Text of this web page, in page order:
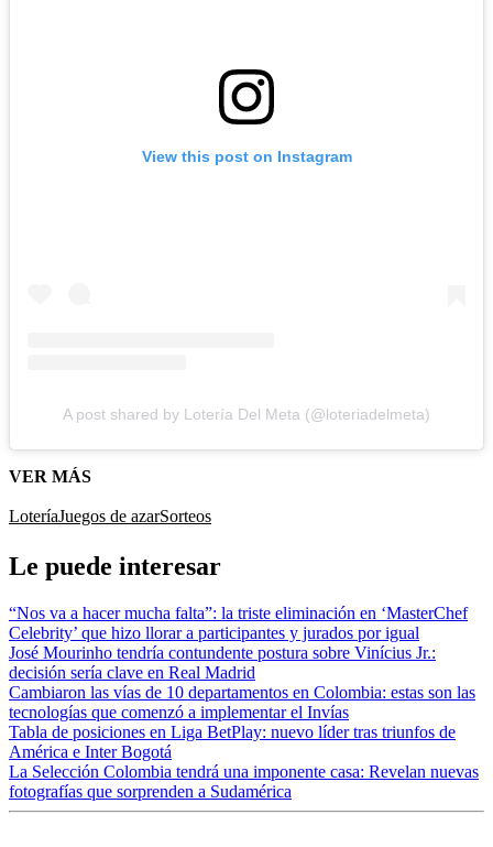
View this post on Instagram
A post shared by Lotería Del Meta (@loteriadelmeta)
VER MÁS
LoteríaJuegos de azarSorteos
Le puede interesar
“Nos va a hacer mucha falta”: la triste eliminación en ‘MasterChef
Celebrity’ que hizo llorar a participantes y jurados por igual
José Mourinho tendría contundente postura sobre Vinícius Jr.:
decisión sería clave en Real Madrid
Cambiaron las vías de 10 departamentos en Colombia: estas son las
tecnologías que comenzó a implementar el Invías
Tabla de posiciones en Liga BetPlay: nuevo líder tras triunfos de
América e Inter Bogotá
La Selección Colombia tendrá una imponente casa: Revelan nuevas
fotografías que sorprenden a Sudamérica